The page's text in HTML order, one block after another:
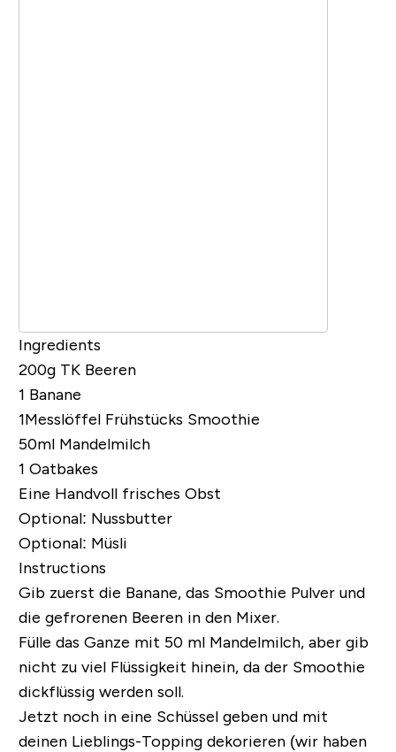
Ingredients
200g TK Beeren
1 Banane
1MesslöffelFrühstücks Smoothie
50ml Mandelmilch
1 Oatbakes
Eine Handvoll frisches Obst
Optional: Nussbutter
Optional: Müsli
Instructions
Gib zuerst die Banane, das Smoothie Pulver und
die gefrorenen Beeren in den Mixer.
Fülle das Ganze mit 50 ml Mandelmilch, aber gib
nicht zu viel Flüssigkeit hinein, da der Smoothie
dickflüssig werden soll.
Jetzt noch in eine Schüssel geben und mit
deinen Lieblings-Topping dekorieren (wir haben